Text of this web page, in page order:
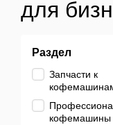
для
Раздел
Запчасти к
кофемашины